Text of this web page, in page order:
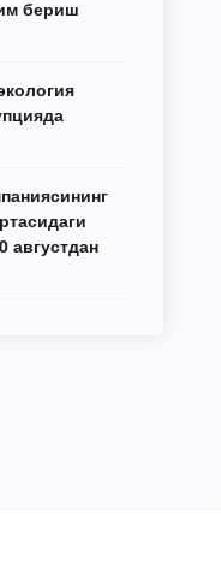
бериш
августдан